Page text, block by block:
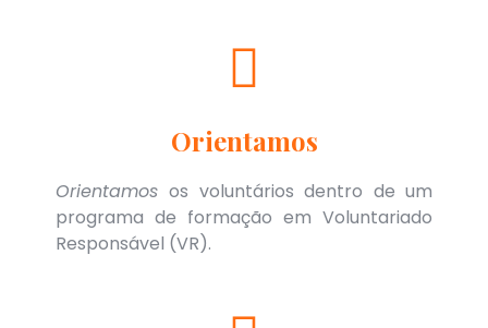
Orientamos
Orientamosos voluntários dentro de um
programa de formação em Voluntariado
Responsável (VR).